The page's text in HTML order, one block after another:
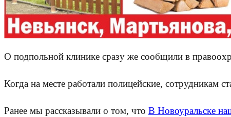
О подпольной клинике сразу же сообщили в
Когда на месте работали полицейские, сотрудникам
Ранее мы рассказывали о том, что В Новоуральске